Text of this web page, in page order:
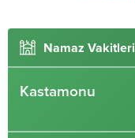
Namaz Vakitleri
Kastamonu